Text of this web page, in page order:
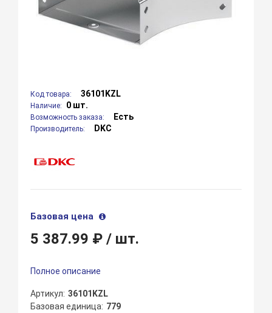
Код товара: 36101KZL
Наличие: 0 шт.
Возможность заказа: Есть
Производитель: DKC
Базовая цена
5 387.99 ₽/ шт.
Полное описание
Артикул 36101KZL
Базовая единица 779